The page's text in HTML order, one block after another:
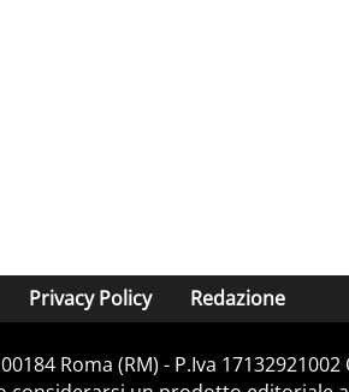
Privacy Policy Redazione
Roma (RM) - P.Iva